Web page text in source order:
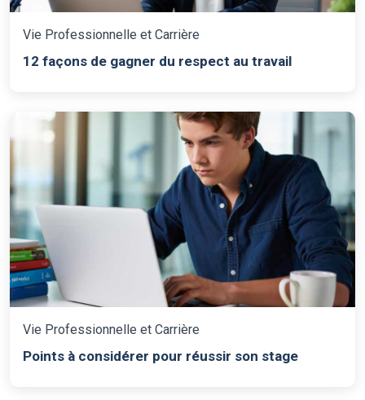
Vie Professionnelle et Carrière
12 façons de gagner du respect au travail
Vie Professionnelle et Carrière
Points à considérer pour réussir son stage